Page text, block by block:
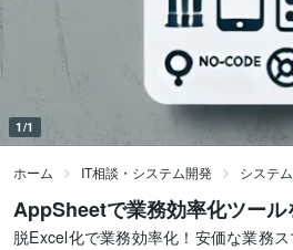
1/1
ホーム IT相談・システム開発 システ
AppSheetで業務効率化ツール
脱Excel化で業務効率化！安価な業務ス